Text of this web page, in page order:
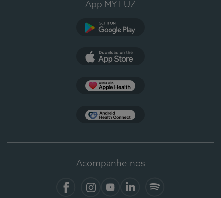
App MY LUZ
Acompanhe-nos